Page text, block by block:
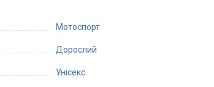
Мотоспорт
Дорослий
Унісекс